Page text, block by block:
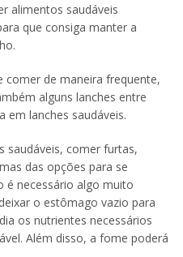
alimentos saudáveis
que consiga manter a
de maneira frequente,
alguns lanches entre
em lanches saudáveis.
saudáveis, comer furtas,
das opções para se
é necessário algo muito
o estômago vazio para
os nutrientes necessários
Além disso, a fome poderá